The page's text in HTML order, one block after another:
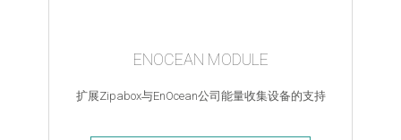
ENOCEAN MODULE
扩展Zipabox与EnOcean公司能量收集设备的支持